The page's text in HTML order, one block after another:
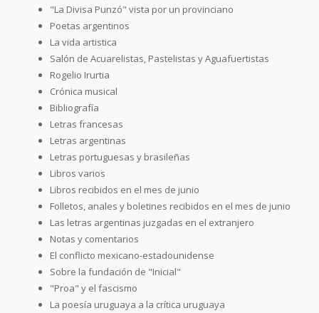
"La Divisa Punzó" vista por un provinciano
Poetas argentinos
La vida artistica
Salón de Acuarelistas, Pastelistas y Aguafuertistas
Rogelio Irurtia
Crónica musical
Bibliografía
Letras francesas
Letras argentinas
Letras portuguesas y brasileñas
Libros varios
Libros recibidos en el mes de junio
Folletos, anales y boletines recibidos en el mes de junio
Las letras argentinas juzgadas en el extranjero
Notas y comentarios
El conflicto mexicano-estadounidense
Sobre la fundación de "Inicial"
"Proa" y el fascismo
La poesía uruguaya a la crítica uruguaya